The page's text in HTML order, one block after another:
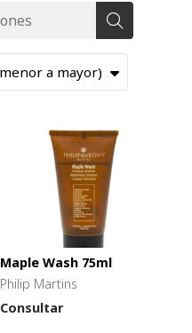
Maple Wash 75ml
Philip Martins
Consultar